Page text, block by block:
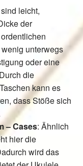
öffnen
öffnen
leicht,
der
unterwegs
oder eine
die
kann es
dass Stöße sich
– Cases: Ähnlich
hier die
wird das